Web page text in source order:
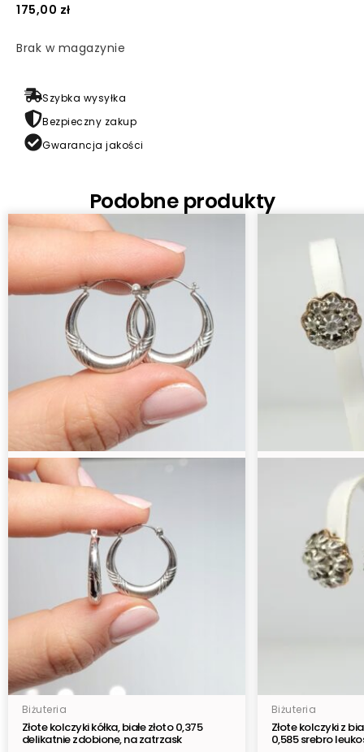
175,00 zł
Brak w magazynie
Szybka wysyłka
Bezpieczny zakup
Gwarancja jakości
Podobne produkty
Biżuteria
Złote kolczyki kółka, białe złoto 0,375
delikatnie zdobione, na zatrzask
Biżuteria
Złote kolczyki z
0,585 srebro